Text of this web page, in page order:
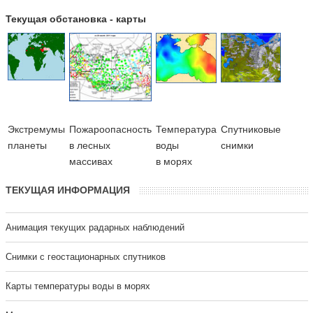
Текущая обстановка - карты
Экстремумы
планеты
Пожароопасность
в лесных
массивах
Температура
воды
в морях
Cпутниковые
снимки
ТЕКУЩАЯ ИНФОРМАЦИЯ
Анимация текущих радарных наблюдений
Cнимки с геостационарных спутников
Карты температуры воды в морях